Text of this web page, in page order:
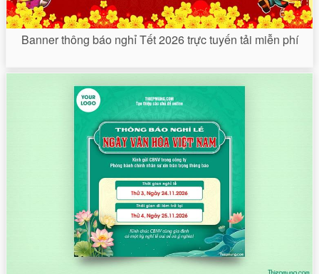
Banner thông báo nghỉ Tết 2026 trực tuyến tải miễn phí